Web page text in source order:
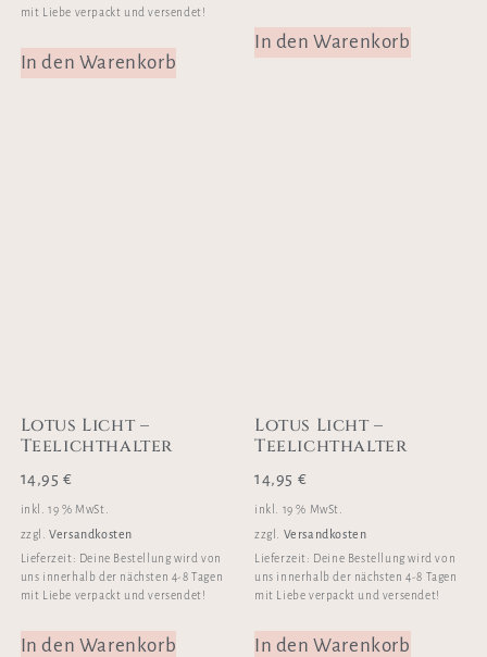
mit Liebe verpackt und versendet!
In den Warenkorb
In den Warenkorb
Lotus Licht –
Teelichthalter
14,95€
inkl. 19 % MwSt.
zzgl.Versandkosten
Lieferzeit: Deine Bestellung wird von
uns innerhalb der nächsten 4-8 Tagen
mit Liebe verpackt und versendet!
In den Warenkorb
Lotus Licht –
Teelichthalter
14,95 €
inkl. 19 % MwSt.
zzgl. Versandkosten
Lieferzeit: Deine Bestellung wird von
uns innerhalb der nächsten 4-8 Tagen
mit Liebe verpackt und versendet!
In den Warenkorb